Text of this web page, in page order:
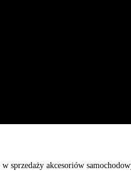
sprzedaży akcesoriów